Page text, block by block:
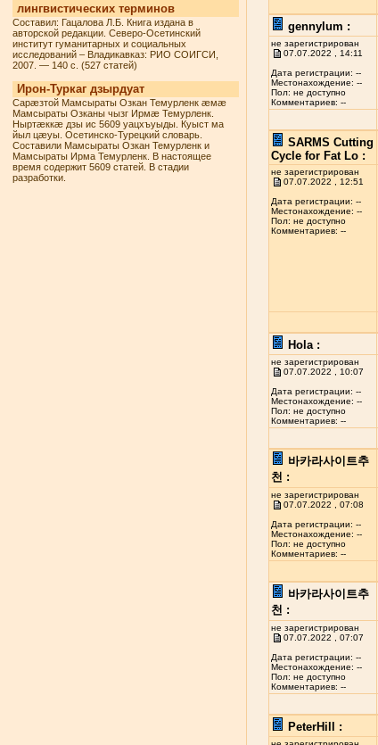
лингвистических терминов
Составил: Гацалова Л.Б. Книга издана в
авторской редакции. Северо-Осетинский
институт гуманитарных и социальных
исследований – Владикавказ: РИО СОИГСИ,
2007. — 140 с. (527 статей)
Ирон-Туркаг дзырдуат
Сарæзтой Мамсыраты Озкан Темурленк æмæ
Мамсыраты Озканы чызг Ирмæ Темурленк.
Ныртæккæ дзы ис 5609 уацхъуыды. Куыст ма
йыл цæуы. Осетинско-Турецкий словарь.
Составили Мамсыраты Озкан Темурленк и
Мамсыраты Ирма Темурленк. В настоящее
время содержит 5609 статей. В стадии
разработки.
gennylum :
не зарегистрирован
07.07.2022 , 14:11
Дата регистрации: --
Местонахождение: --
Пол: не доступно
Комментариев: --
SARMS Cutting
Cycle for Fat Lo :
не зарегистрирован
07.07.2022 , 12:51
Дата регистрации: --
Местонахождение: --
Пол: не доступно
Комментариев: --
Hola :
не зарегистрирован
07.07.2022 , 10:07
Дата регистрации: --
Местонахождение: --
Пол: не доступно
Комментариев: --
바카라사이트추
천 :
не зарегистрирован
07.07.2022 , 07:08
Дата регистрации: --
Местонахождение: --
Пол: не доступно
Комментариев: --
바카라사이트추
천 :
не зарегистрирован
07.07.2022 , 07:07
Дата регистрации: --
Местонахождение: --
Пол: не доступно
Комментариев: --
PeterHill :